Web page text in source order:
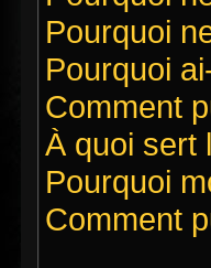
Pourquoi
Pourquoi
Comment
À quoi sert
Pourquoi
Comment